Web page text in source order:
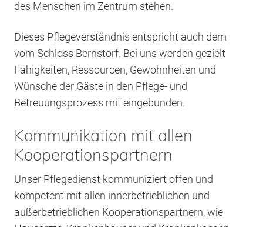
des Menschen im Zentrum stehen.
Dieses Pflegeverständnis entspricht auch dem
vom Schloss Bernstorf. Bei uns werden gezielt
Fähigkeiten, Ressourcen, Gewohnheiten und
Wünsche der Gäste in den Pflege- und
Betreuungsprozess mit eingebunden.
Kommunikation mit allen
Kooperationspartnern
Unser Pflegedienst kommuniziert offen und
kompetent mit allen innerbetrieblichen und
außerbetrieblichen Kooperationspartnern, wie